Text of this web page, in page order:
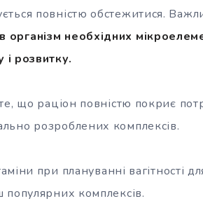
повністю обстежитися.
необхідних
і розвитку.
що раціон повністю покриє
розроблених комплексів.
при плануванні
комплексів.